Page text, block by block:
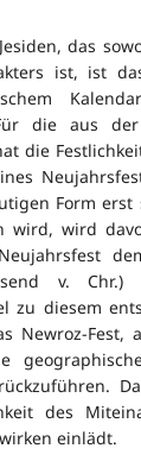
das
ist, ist
die aus der
die
Form erst
wird, wird
v. Chr.)
zu diesem
Newroz-Fest,
des
einlädt.